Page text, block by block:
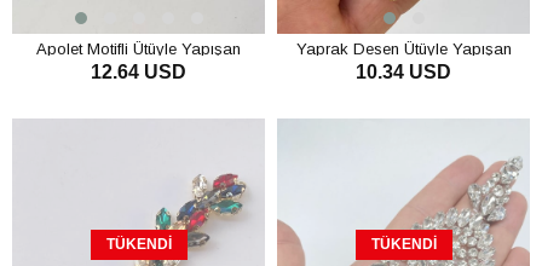
Apolet Motifli Ütüyle Yapışan
Parlak Taşlı Aplik
12.64 USD
Yaprak Desen Ütüyle Yapışan
Parlak Taşlı Aplik
10.34 USD
TÜKENDI TÜKENDI